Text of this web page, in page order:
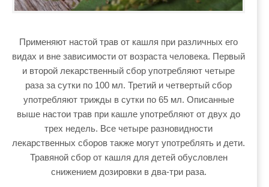
Применяют настой трав от кашля при различных его
видах и вне зависимости от возраста человека. Первый
и второй лекарственный сбор употребляют четыре
раза за сутки по 100 мл. Третий и четвертый сбор
употребляют трижды в сутки по 65 мл. Описанные
выше настои трав при кашле употребляют от двух до
трех недель. Все четыре разновидности
лекарственных сборов также могут употреблять и дети.
Травяной сбор от кашля для детей обусловлен
снижением дозировки в два-три раза.